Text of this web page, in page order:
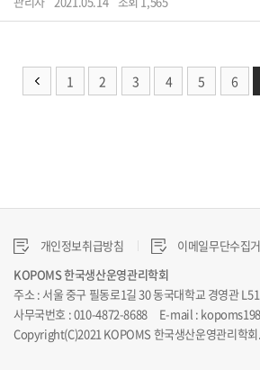
1 2 3 4 5 6
개인정보취급방침
이메일무단수집
KOPOMS 한국생산운영관리학회
주소 : 서울 중구 필동로1길 30 동국대학교 경영관
사무국번호 : 010-4872-8688 E-mail :
Copyright(C)2021 KOPOMS 한국생산운영관리학